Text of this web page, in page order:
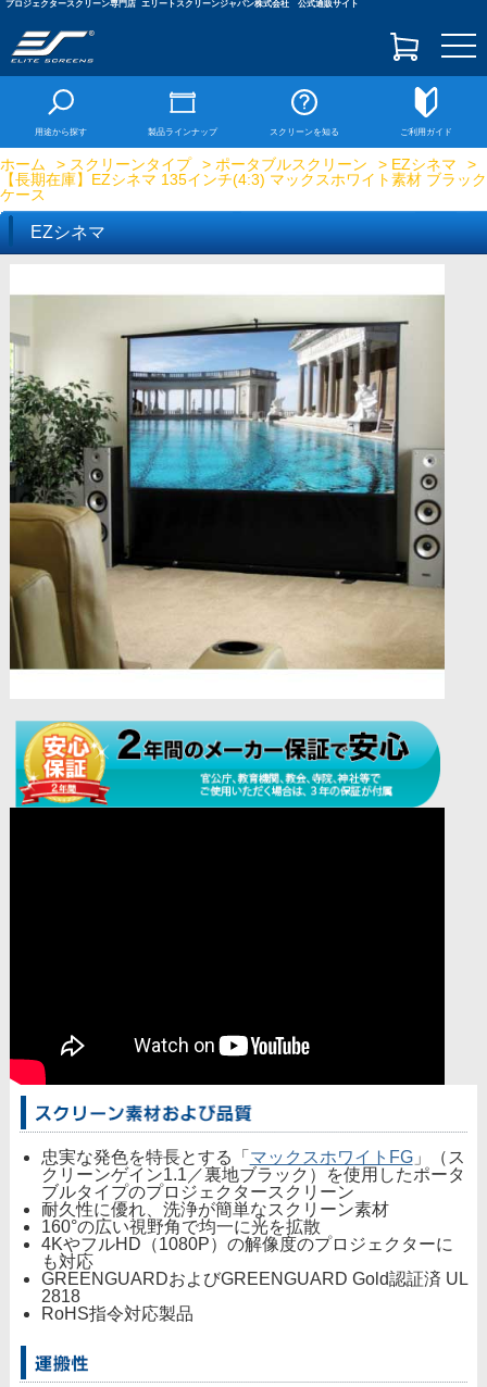
プロジェクタースクリーン専門店 エリートスクリーンジャパン株式会社 公式通販サイト
用途から探す 製品ラインナップ スクリーンを知る ご利用ガイド
ホーム > スクリーンタイプ > ポータブルスクリーン > EZシネマ
>
【長期在庫】EZシネマ 135インチ(4:3) マックスホワイト素材 ブラック
ケース
EZシネマ
忠実な発色を特長とする「 マックスホワイトFG」（ス
クリーンゲイン1.1／裏地ブラック）を使用したポータ
ブルタイプのプロジェクタースクリーン
耐久性に優れ、洗浄が簡単なスクリーン素材
160°の広い視野角で均一に光を拡散
4KやフルHD（1080P）の解像度のプロジェクターに
も対応
GREENGUARDおよびGREENGUARD Gold認証済 UL
2818
RoHS指令対応製品